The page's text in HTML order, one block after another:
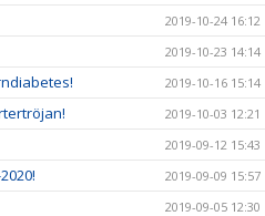
2019-10-24 16:12
2019-10-23 14:14
2019-10-16 15:14
2019-10-03 12:21
2019-09-12 15:43
2019-09-09 15:57
2019-09-05 12:30